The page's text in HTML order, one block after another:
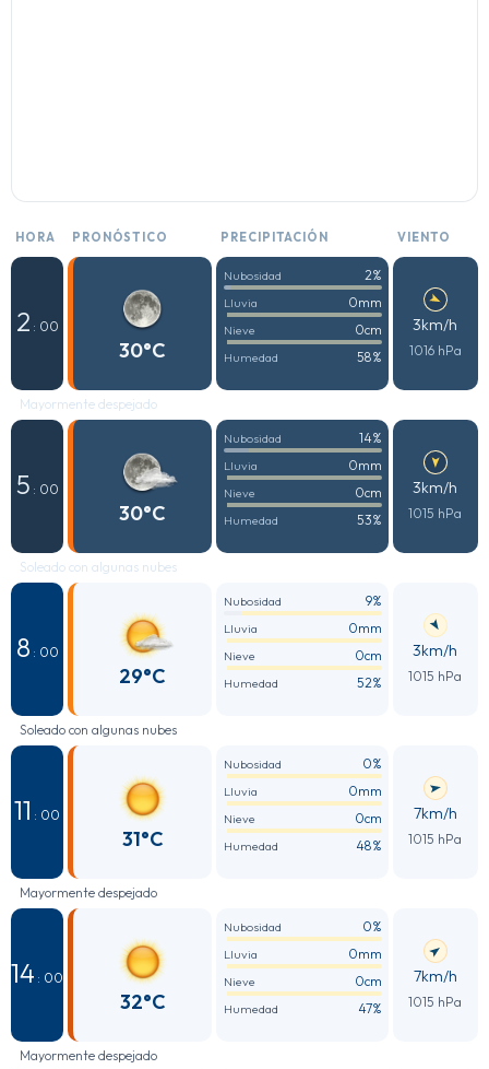
HORA PRONÓSTICO PRECIPITACIÓN VIENTO
2 : 00
30°C
Nubosidad 2%
Lluvia 0mm
Nieve 0cm
Humedad 58%
3km/h
1016 hPa
Mayormente despejado
5 : 00
30°C
Nubosidad 14%
Lluvia 0mm
Nieve 0cm
Humedad 53%
3km/h
1015 hPa
Soleado con algunas nubes
8 : 00
29°C
Nubosidad 9%
Lluvia 0mm
Nieve 0cm
Humedad 52%
3km/h
1015 hPa
Soleado con algunas nubes
11 : 00
31°C
Nubosidad 0%
Lluvia 0mm
Nieve 0cm
Humedad 48%
7km/h
1015 hPa
Mayormente despejado
14 : 00
32°C
Nubosidad 0%
Lluvia 0mm
Nieve 0cm
Humedad 47%
7km/h
1015 hPa
Mayormente despejado